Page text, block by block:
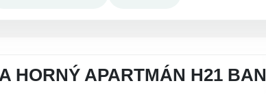
HORNÝ APARTMÁN H21